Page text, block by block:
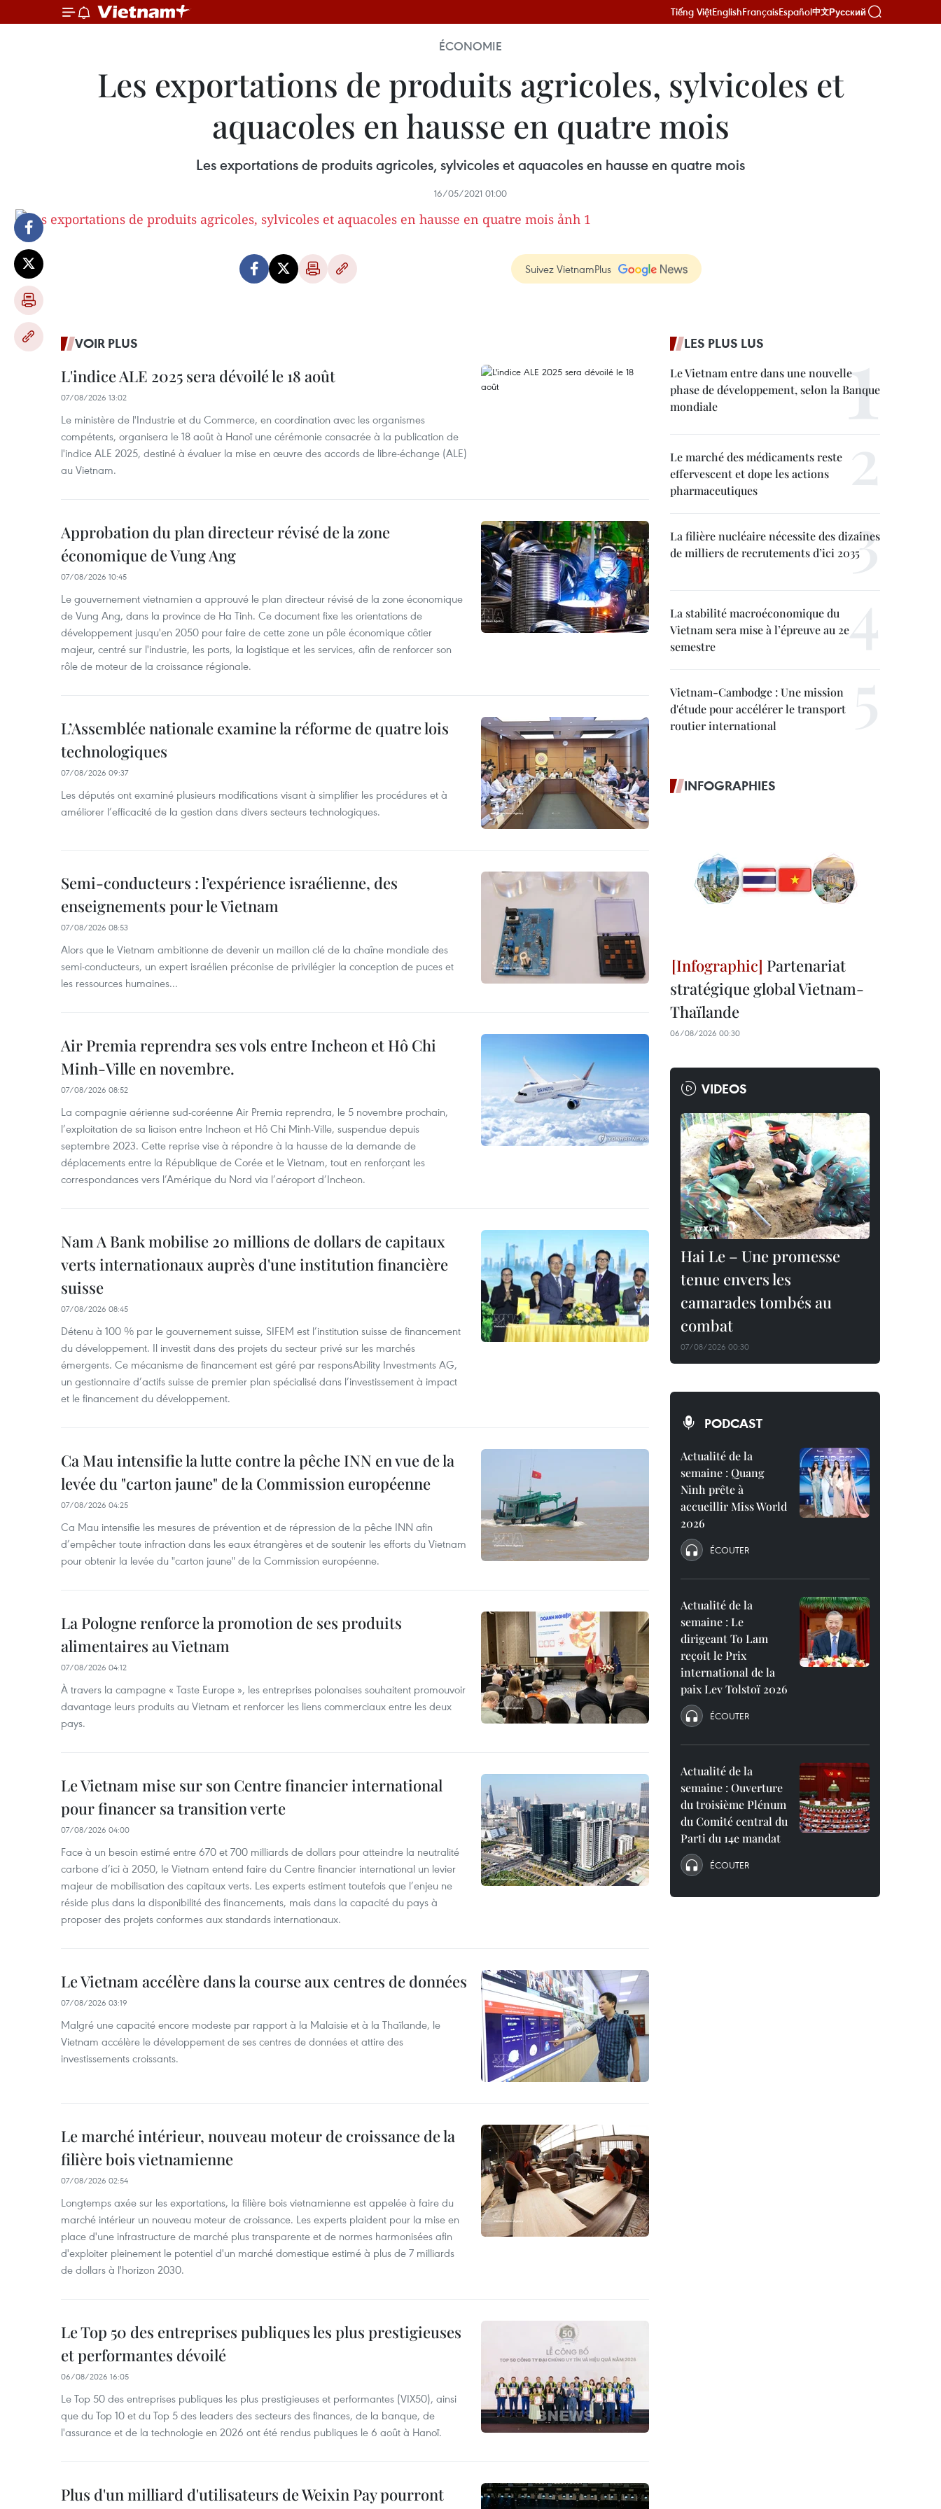
Tiếng ViệtEnglishFrançaisEspañol中文Русский
ÉCONOMIE
Les exportations de produits agricoles, sylvicoles et
aquacoles en hausse en quatre mois
Les exportations de produits agricoles, sylvicoles et aquacoles en hausse en quatre mois
16/05/2021 01:00
Suivez VietnamPlus
VOIR PLUS
L'indice ALE 2025 sera dévoilé le 18 août
07/08/2026 13:02
Le ministère de l'Industrie et du Commerce, en coordination avec les organismes
compétents, organisera le 18 août à Hanoï une cérémonie consacrée à la publication de
l'indice ALE 2025, destiné à évaluer la mise en œuvre des accords de libre-échange (ALE)
au Vietnam.
Approbation du plan directeur révisé de la zone
économique de Vung Ang
07/08/2026 10:45
Le gouvernement vietnamien a approuvé le plan directeur révisé de la zone économique
de Vung Ang, dans la province de Ha Tinh. Ce document fixe les orientations de
développement jusqu'en 2050 pour faire de cette zone un pôle économique côtier
majeur, centré sur l'industrie, les ports, la logistique et les services, afin de renforcer son
rôle de moteur de la croissance régionale.
L’Assemblée nationale examine la réforme de quatre lois
technologiques
07/08/2026 09:37
Les députés ont examiné plusieurs modifications visant à simplifier les procédures et à
améliorer l’efficacité de la gestion dans divers secteurs technologiques.
Semi-conducteurs : l’expérience israélienne, des
enseignements pour le Vietnam
07/08/2026 08:53
Alors que le Vietnam ambitionne de devenir un maillon clé de la chaîne mondiale des
semi-conducteurs, un expert israélien préconise de privilégier la conception de puces et
les ressources humaines...
Air Premia reprendra ses vols entre Incheon et Hô Chi
Minh-Ville en novembre.
07/08/2026 08:52
La compagnie aérienne sud-coréenne Air Premia reprendra, le 5 novembre prochain,
l’exploitation de sa liaison entre Incheon et Hô Chi Minh-Ville, suspendue depuis
septembre 2023. Cette reprise vise à répondre à la hausse de la demande de
déplacements entre la République de Corée et le Vietnam, tout en renforçant les
correspondances vers l’Amérique du Nord via l’aéroport d’Incheon.
Nam A Bank mobilise 20 millions de dollars de capitaux
verts internationaux auprès d'une institution financière
suisse
07/08/2026 08:45
Détenu à 100 % par le gouvernement suisse, SIFEM est l’institution suisse de financement
du développement. Il investit dans des projets du secteur privé sur les marchés
émergents. Ce mécanisme de financement est géré par responsAbility Investments AG,
un gestionnaire d’actifs suisse de premier plan spécialisé dans l’investissement à impact
et le financement du développement.
Ca Mau intensifie la lutte contre la pêche INN en vue de la
levée du "carton jaune" de la Commission européenne
07/08/2026 04:25
Ca Mau intensifie les mesures de prévention et de répression de la pêche INN afin
d’empêcher toute infraction dans les eaux étrangères et de soutenir les efforts du Vietnam
pour obtenir la levée du "carton jaune" de la Commission européenne.
La Pologne renforce la promotion de ses produits
alimentaires au Vietnam
07/08/2026 04:12
À travers la campagne « Taste Europe », les entreprises polonaises souhaitent promouvoir
davantage leurs produits au Vietnam et renforcer les liens commerciaux entre les deux
pays.
Le Vietnam mise sur son Centre financier international
pour financer sa transition verte
07/08/2026 04:00
Face à un besoin estimé entre 670 et 700 milliards de dollars pour atteindre la neutralité
carbone d’ici à 2050, le Vietnam entend faire du Centre financier international un levier
majeur de mobilisation des capitaux verts. Les experts estiment toutefois que l’enjeu ne
réside plus dans la disponibilité des financements, mais dans la capacité du pays à
proposer des projets conformes aux standards internationaux.
Le Vietnam accélère dans la course aux centres de données
07/08/2026 03:19
Malgré une capacité encore modeste par rapport à la Malaisie et à la Thaïlande, le
Vietnam accélère le développement de ses centres de données et attire des
investissements croissants.
Le marché intérieur, nouveau moteur de croissance de la
filière bois vietnamienne
07/08/2026 02:54
Longtemps axée sur les exportations, la filière bois vietnamienne est appelée à faire du
marché intérieur un nouveau moteur de croissance. Les experts plaident pour la mise en
place d'une infrastructure de marché plus transparente et de normes harmonisées afin
d'exploiter pleinement le potentiel d'un marché domestique estimé à plus de 7 milliards
de dollars à l'horizon 2030.
Le Top 50 des entreprises publiques les plus prestigieuses
et performantes dévoilé
06/08/2026 16:05
Le Top 50 des entreprises publiques les plus prestigieuses et performantes (VIX50), ainsi
que du Top 10 et du Top 5 des leaders des secteurs des finances, de la banque, de
l'assurance et de la technologie en 2026 ont été rendus publiques le 6 août à Hanoï.
Plus d'un milliard d'utilisateurs de Weixin Pay pourront
LES PLUS LUS
Le Vietnam entre dans une nouvelle
phase de développement, selon la Banque
mondiale
Le marché des médicaments reste
effervescent et dope les actions
pharmaceutiques
La filière nucléaire nécessite des dizaines
de milliers de recrutements d’ici 2035
La stabilité macroéconomique du
Vietnam sera mise à l’épreuve au 2e
semestre
Vietnam-Cambodge : Une mission
d'étude pour accélérer le transport
routier international
INFOGRAPHIES
Partenariat
stratégique global Vietnam-
Thaïlande
06/08/2026 00:30
VIDEOS
Hai Le – Une promesse
tenue envers les
camarades tombés au
combat
07/08/2026 00:30
PODCAST
Actualité de la
semaine : Quang
Ninh prête à
accueillir Miss World
2026
ÉCOUTER
Actualité de la
semaine : Le
dirigeant To Lam
reçoit le Prix
international de la
paix Lev Tolstoï 2026
ÉCOUTER
Actualité de la
semaine : Ouverture
du troisième Plénum
du Comité central du
Parti du 14e mandat
ÉCOUTER